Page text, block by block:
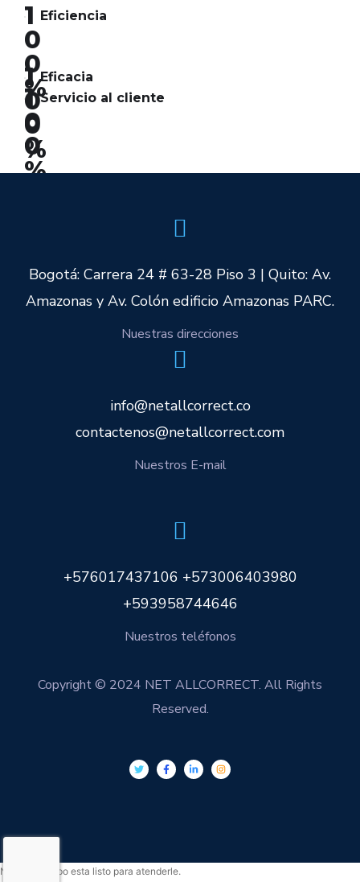
1
0
0
%
Eficiencia
1
0
0
%
Eficacia
1
0
0
%
Servicio al cliente
Bogotá: Carrera 24 # 63-28 Piso 3 | Quito: Av.
Amazonas y Av. Colón edificio Amazonas PARC.
Nuestras direcciones
info@netallcorrect.co
contactenos@netallcorrect.com
Nuestros E-mail
+576017437106 +573006403980
+593958744646
Nuestros teléfonos
Copyright © 2024 NET ALLCORRECT. All Rights
Reserved.
Nuestro equipo esta listo para atenderle.